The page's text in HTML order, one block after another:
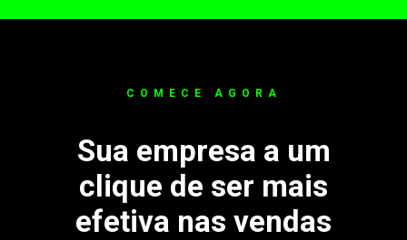
COMECE AGORA
Sua empresa a um
clique de ser mais
efetiva nas vendas